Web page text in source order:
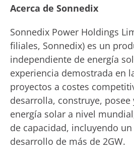
Acerca de Sonnedix
Sonnedix Power Holdings
filiales, Sonnedix) es un
independiente de energía
experiencia demostrada en
proyectos a costes
desarrolla, construye,
energía solar a nivel
de capacidad, incluyendo
desarrollo de más de 2GW.